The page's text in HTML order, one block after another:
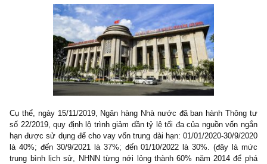
pham-dau-tu/
1> Thông tư 22, NHNN chính thức siết giới hạn dùng vốn
hạn cho vay trung dài hạn, lộ trình bắt đầu từ tháng 01/
cuối năm 2022.